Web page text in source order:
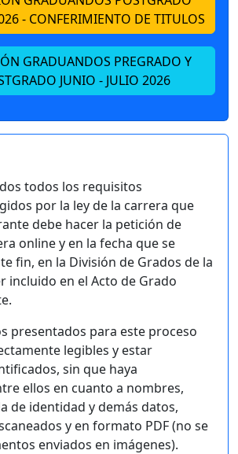
- CONFERIMIENTO DE TITULOS
GRADUANDOS PREGRADO Y
JUNIO - JULIO 2026
todos los requisitos
por la ley de la carrera que
debe hacer la petición de
online y en la fecha que se
fin, en la División de Grados de la
incluido en el Acto de Grado
presentados para este proceso
legibles y estar
sin que haya
ellos en cuanto a nombres,
de identidad y demás datos,
y en formato PDF (no se
enviados en imágenes).